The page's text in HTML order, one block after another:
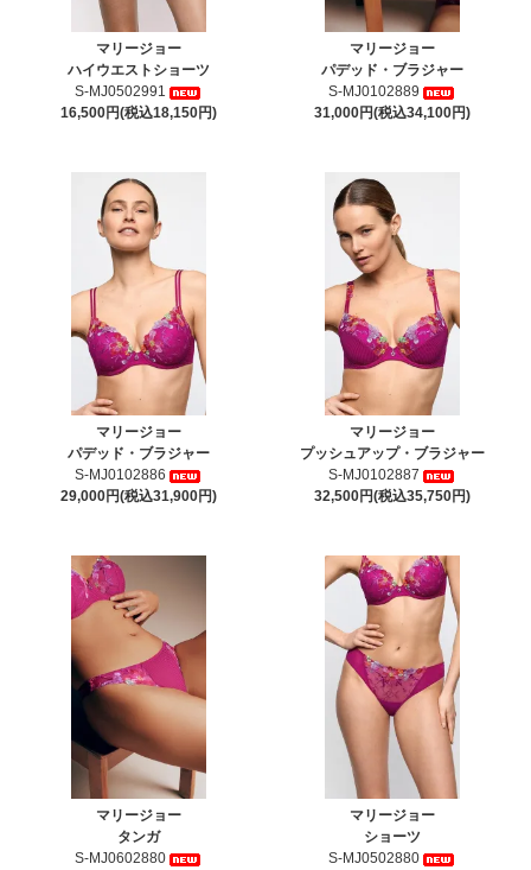
マリージョー
ハイウエストショーツ
S-MJ0502991
16,500円(税込18,150円)
マリージョー
パデッド・ブラジャー
S-MJ0102889
31,000円(税込34,100円)
マリージョー
パデッド・ブラジャー
S-MJ0102886
29,000円(税込31,900円)
マリージョー
プッシュアップ・ブラジャー
S-MJ0102887
32,500円(税込35,750円)
マリージョー
タンガ
S-MJ0602880
マリージョー
ショーツ
S-MJ0502880